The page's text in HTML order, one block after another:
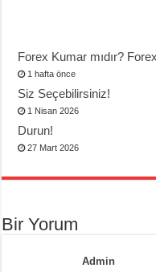
Forex Kumar mıdır?
1 hafta önce
Siz Seçebilirsiniz!
1 Nisan 2026
Durun!
27 Mart 2026
Bir Yorum
Admin